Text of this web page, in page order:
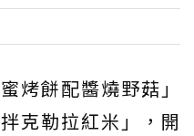
烤餅配醬燒野菇」
克勒拉紅米」，開